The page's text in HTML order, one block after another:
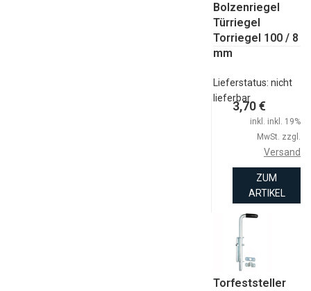
Bolzenriegel
Türriegel
Torriegel 100 / 8
mm
Lieferstatus: nicht
lieferbar
3,70 €
inkl. inkl. 19%
MwSt. zzgl.
Versand
ZUM
ARTIKEL
Torfeststeller